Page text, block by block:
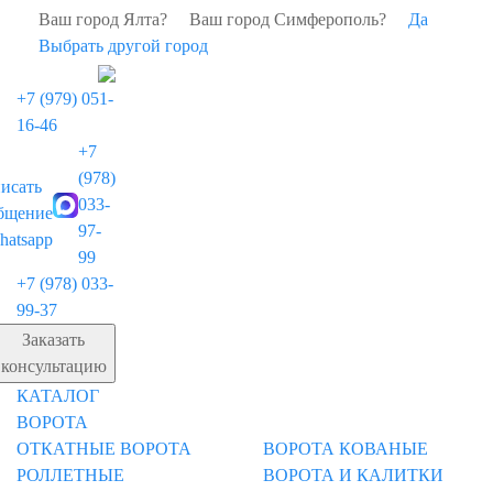
Ваш город Ялта? Ваш город Симферополь?
Да
Выбрать другой город
+7 (979) 051-
16-46
+7
(978)
033-
97-
99
+7 (978) 033-
99-37
Заказать
консультацию
КАТАЛОГ
ВОРОТА
ОТКАТНЫЕ ВОРОТА
РОЛЛЕТНЫЕ
ВОРОТА КОВАНЫЕ
ВОРОТА И КАЛИТКИ